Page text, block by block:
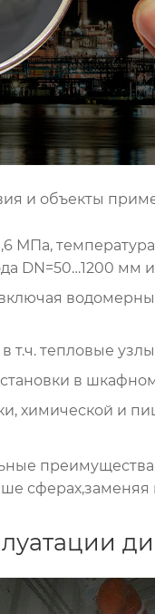
и объекты
МПа,
DN=50…1200 мм
т.ч. тепловые
в
химической и